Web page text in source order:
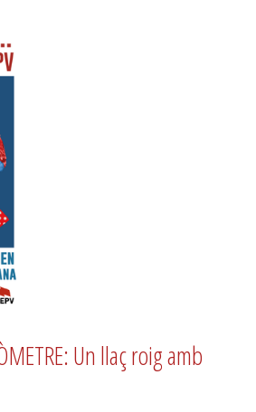
Un llaç roig amb